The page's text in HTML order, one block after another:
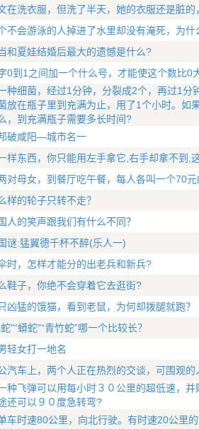
在洗衣服，但洗了半天，她的衣服还是脏的
不会游泳的人掉进了水里却没有淹死，为什
和夏娃结婚后最大的遗憾是什么?
0到1之间加一个什么号，才能使这个数比0
种细菌，经过1分钟，分裂成2个，再过1分
放在瓶子里到充满为止，用了1个小时。如
，到充满瓶子需要多长时间?
破咸阳—城市名一
样东西，你只能用左手拿它,右手却拿不到,
对母女，到餐厅吃午餐，每人各叫一个70
样的轮子只转不走？
人的笑声跟我们有什么不同？
谜:猛翼德千杯不醉(乐人一)
时，怎样才能分的出老兵和新兵?
鞋子，你绝不会穿着它去逛街?
凶猛的饿猫，看到老鼠，为何却拨腿就跑？
”“蟒蛇”“青竹蛇”哪一个比较长？
轻女打一地名
汽车上，两个人正在热烈的交谈，可围观
种飞弹可以用每小时３０公里的超低速，
还可以９０度急转弯?
车时速80公里，向北行驶。有时速20公里